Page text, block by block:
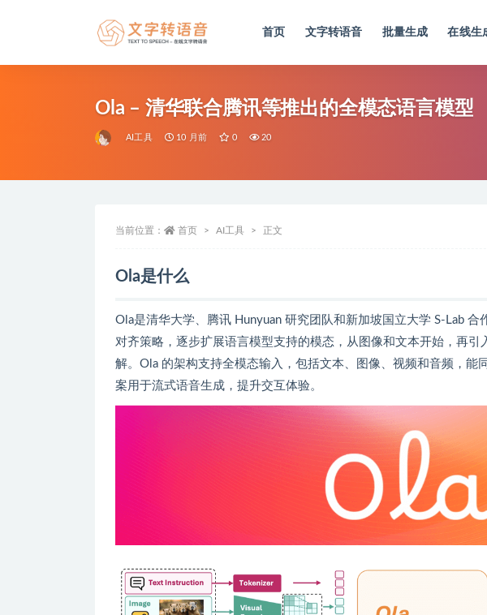
首页 文字转语音 批量生成 在线生
Ola – 清华联合腾讯等推出的全模态语言模型
AI工具 10 月前 0 20
当前位置： 首页 AI工具 正文
Ola是什么
Ola是清华大学、腾讯 Hunyuan 研究团队和新加坡国立大学 S-Lab
对齐策略，逐步扩展语言模型支持的模态，从图像和文本开始，再
解。Ola 的架构支持全模态输入，包括文本、图像、视频和音频，能
案用于流式语音生成，提升交互体验。